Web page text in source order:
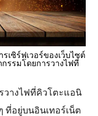
เซิร์ฟเวอร์ของเว็บไซต์
รรมโดยการวางไฟที่
างไฟที่คิวโตะแอนิ
ที่อยู่บนอินเทอร์เน็ต